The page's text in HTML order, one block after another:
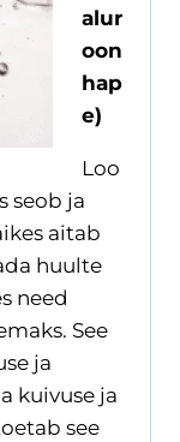
alur
oon
hap
e)
Loo
seob ja
aitab
huulte
need
See
ja
kuivuse ja
see